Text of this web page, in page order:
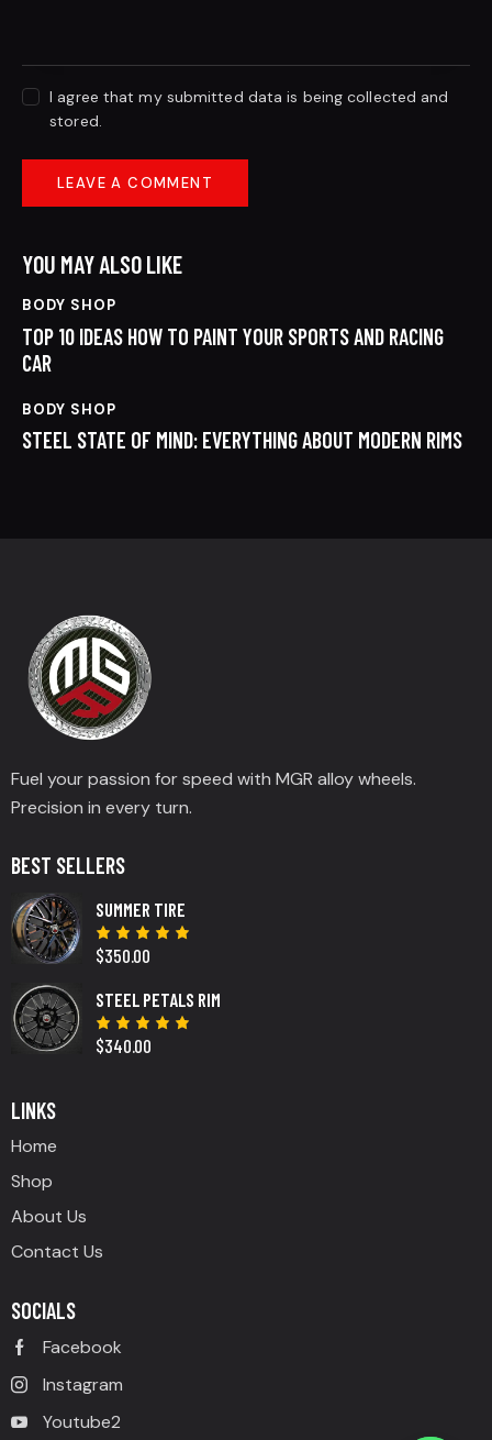
I agree that my submitted data is being collected and
stored.
YOU MAY ALSO LIKE
BODY SHOP
TOP 10 IDEAS HOW TO PAINT YOUR SPORTS AND RACING
CAR
BODY SHOP
STEEL STATE OF MIND: EVERYTHING ABOUT MODERN RIMS
Fuel your passion for speed with MGR alloy wheels.
Precision in every turn.
BEST SELLERS
SUMMER TIRE
Rated
$350.00
STEEL PETALS RIM
Rated
$340.00
LINKS
Home
Shop
About Us
Contact Us
SOCIALS
Facebook
Instagram
Youtube2